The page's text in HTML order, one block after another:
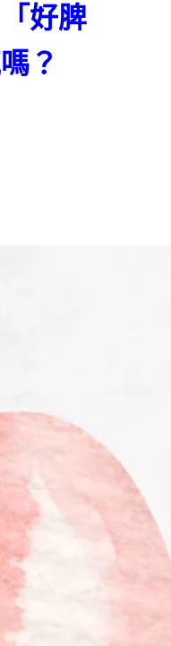
好脾
？